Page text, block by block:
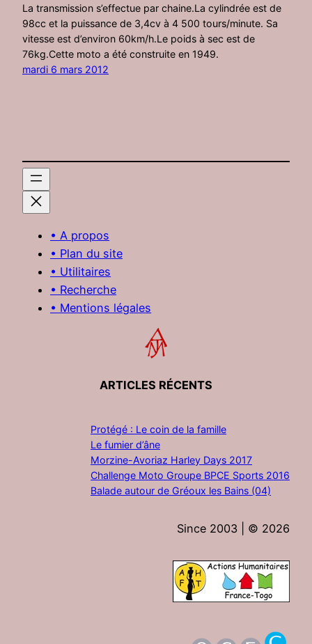
La transmission s’effectue par chaine.La cylindrée est de
98cc et la puissance de 3,4cv à 4 500 tours/minute. Sa
vitesse est d’environ 60km/h.Le poids à sec est de
76kg.Cette moto a été construite en 1949.
mardi 6 mars 2012
• A propos
• Plan du site
• Utilitaires
• Recherche
• Mentions légales
ARTICLES RÉCENTS
Protégé : Le coin de la famille
Le fumier d’âne
Morzine-Avoriaz Harley Days 2017
Challenge Moto Groupe BPCE Sports 2016
Balade autour de Gréoux les Bains (04)
Since 2003 | © 2026